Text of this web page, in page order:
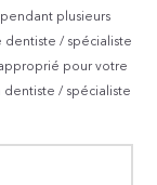
plusieurs
/ spécialiste
pour votre
dentiste / spécialiste